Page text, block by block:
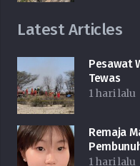
Latest Articles
Pesawat
Tewas
1 hari lalu
Remaja
1 hari lalu